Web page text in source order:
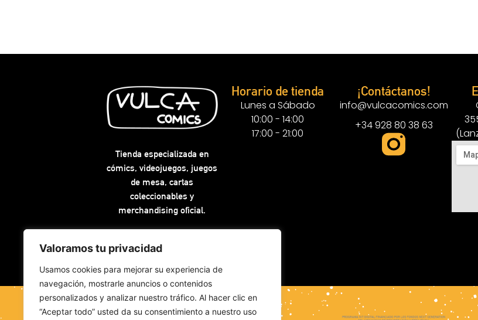
Valoramos tu privacidad
Usamos cookies para mejorar su experiencia de
navegación, mostrarle anuncios o contenidos
personalizados y analizar nuestro tráfico. Al hacer clic en
“Aceptar todo” usted da su consentimiento a nuestro uso
Tienda especializada en
cómics, videojuegos, juegos
de mesa, cartas
coleccionables y
merchandising oficial.
Horario de tienda
Lunes a Sábado
10:00 - 14:00
17:00 - 21:00
¡Contáctanos!
info@vulcacomics.com
+34 928 80 38 63